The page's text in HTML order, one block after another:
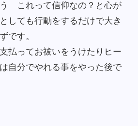
これって信仰なの？と心が
しても行動をするだけで大き
です。
払ってお祓いをうけたりヒー
自分でやれる事をやった後で